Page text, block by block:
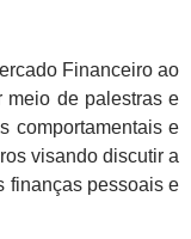
Financeiro ao
meio de palestras e
comportamentais e
visando discutir a
finanças pessoais e